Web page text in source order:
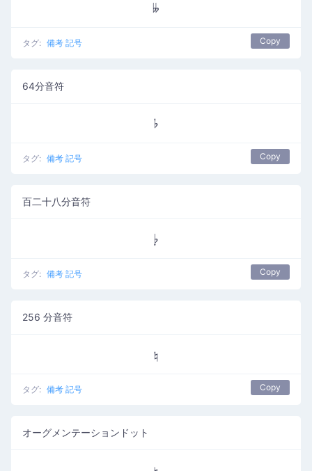
𝄫
タグ: 備考 記号 Copy
64分音符
𝄬
タグ: 備考 記号 Copy
百二十八分音符
𝄭
タグ: 備考 記号 Copy
256 分音符
𝄮
タグ: 備考 記号 Copy
オーグメンテーションドット